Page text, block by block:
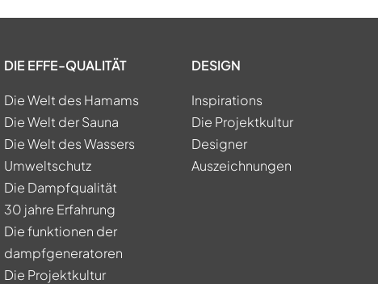
DIE EFFE-QUALITÄT
Die Welt des Hamams
Die Welt der Sauna
Die Welt des Wassers
Umweltschutz
Die Dampfqualität
30 jahre Erfahrung
Die funktionen der
dampfgeneratoren
Die Projektkultur
DESIGN
Inspirations
Die Projektkultur
Designer
Auszeichnungen